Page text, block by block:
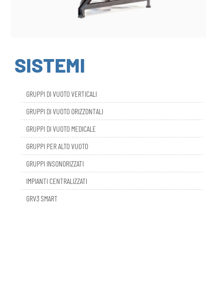
SISTEMI
GRUPPI DI VUOTO ORIZZONTALI
GRUPPI DI VUOTO MEDICALE
GRUPPI PER ALTO VUOTO
GRUPPI INSONORIZZATI
IMPIANTI CENTRALIZZATI
GRV3 SMART